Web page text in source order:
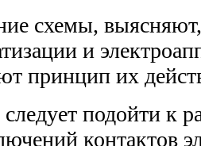
схемы,
и
принцип их
следует подойти к
контактов